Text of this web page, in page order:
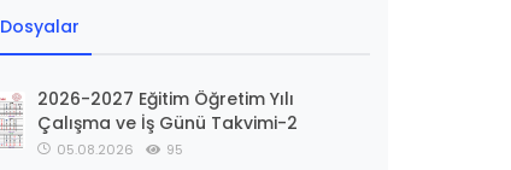
2026-2027 Eğitim Öğretim Yılı
Çalışma ve İş Günü Takvimi-2
05.08.2026 95